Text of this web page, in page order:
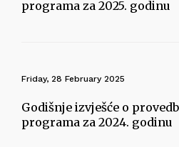
programa za 2025. godinu
Friday, 28 February 2025
Godišnje izvješće o
programa za 2024. godinu